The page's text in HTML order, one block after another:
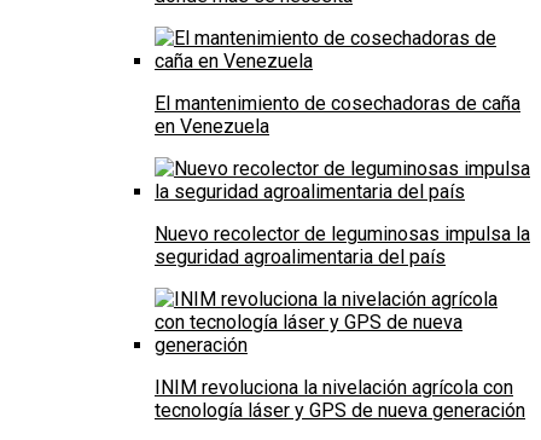
El mantenimiento de cosechadoras de caña
en Venezuela
Nuevo recolector de leguminosas impulsa la
seguridad agroalimentaria del país
INIM revoluciona la nivelación agrícola con
tecnología láser y GPS de nueva generación